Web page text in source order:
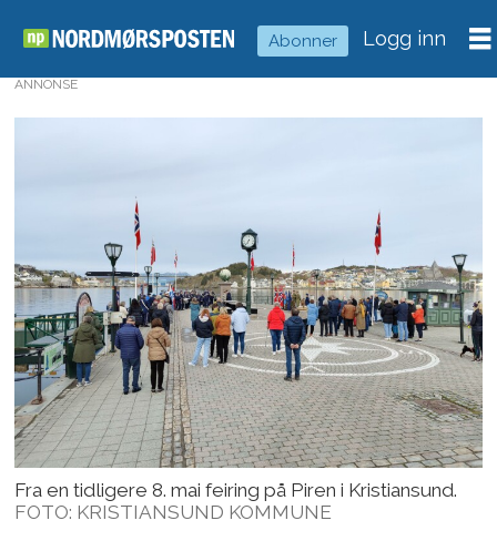
Abonner Logg inn
ANNONSE
Fra en tidligere 8. mai feiring på Piren i Kristiansund.
FOTO: KRISTIANSUND KOMMUNE